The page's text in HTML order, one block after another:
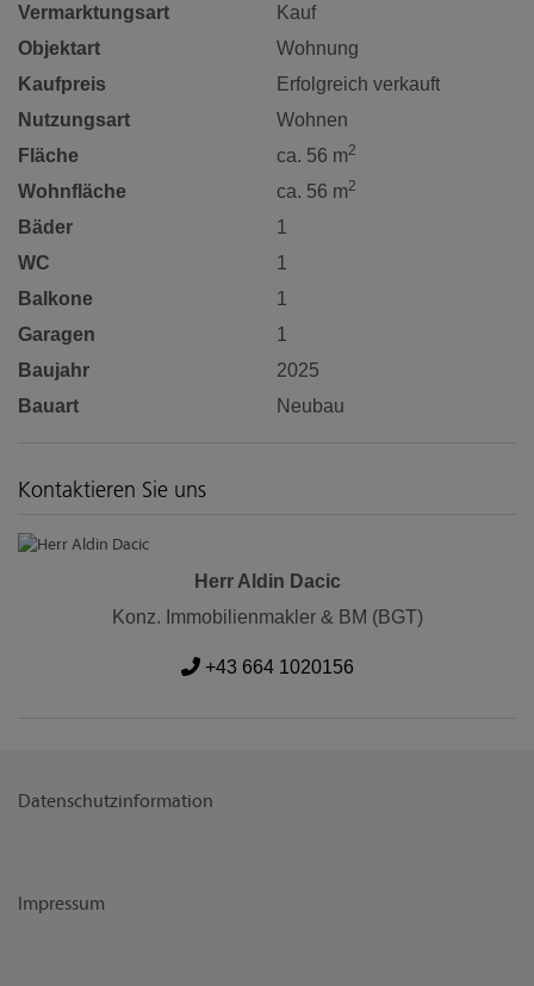
Vermarktungsart
Kauf
Objektart
Wohnung
Kaufpreis
Erfolgreich verkauft
Nutzungsart
Wohnen
Fläche
ca. 56 m2
Wohnfläche ca. 56 m2
Bäder
1
WC
1
Balkone
1
Garagen
1
Baujahr
2025
Bauart
Neubau
Kontaktieren Sie uns
Herr Aldin Dacic
Konz. Immobilienmakler & BM (BGT)
+43 664 1020156
Datenschutzinformation
Impressum